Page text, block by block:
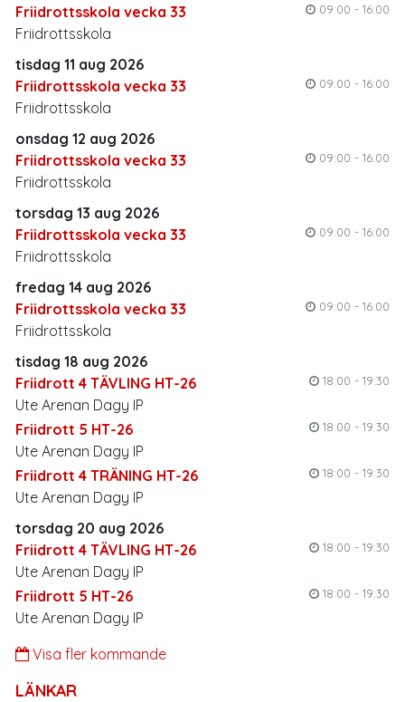
Friidrottsskola vecka 33
09:00 - 16:00
Friidrottsskola
tisdag 11 aug 2026
Friidrottsskola vecka 33
09:00 - 16:00
Friidrottsskola
onsdag 12 aug 2026
Friidrottsskola vecka 33
09:00 - 16:00
Friidrottsskola
torsdag 13 aug 2026
Friidrottsskola vecka 33
09:00 - 16:00
Friidrottsskola
fredag 14 aug 2026
Friidrottsskola vecka 33
09:00 - 16:00
Friidrottsskola
tisdag 18 aug 2026
Friidrott 4 TÄVLING HT-26
18:00 - 19:30
Ute Arenan Dagy IP
Friidrott 5 HT-26
18:00 - 19:30
Ute Arenan Dagy IP
Friidrott 4 TRÄNING HT-26
18:00 - 19:30
Ute Arenan Dagy IP
torsdag 20 aug 2026
Friidrott 4 TÄVLING HT-26
18:00 - 19:30
Ute Arenan Dagy IP
Friidrott 5 HT-26
18:00 - 19:30
Ute Arenan Dagy IP
Visa fler kommande
LÄNKAR